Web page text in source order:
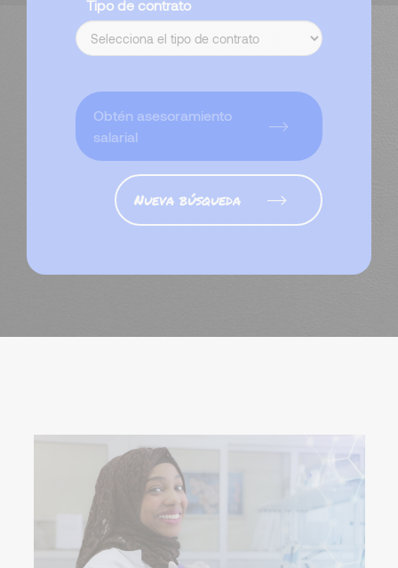
Tipo de contrato
Obtén asesoramiento
salarial
Nueva búsqueda